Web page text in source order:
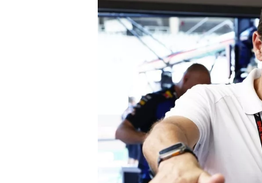
WORLD SUPERBIKE